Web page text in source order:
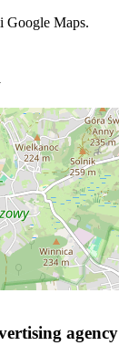
Google Maps.
agency